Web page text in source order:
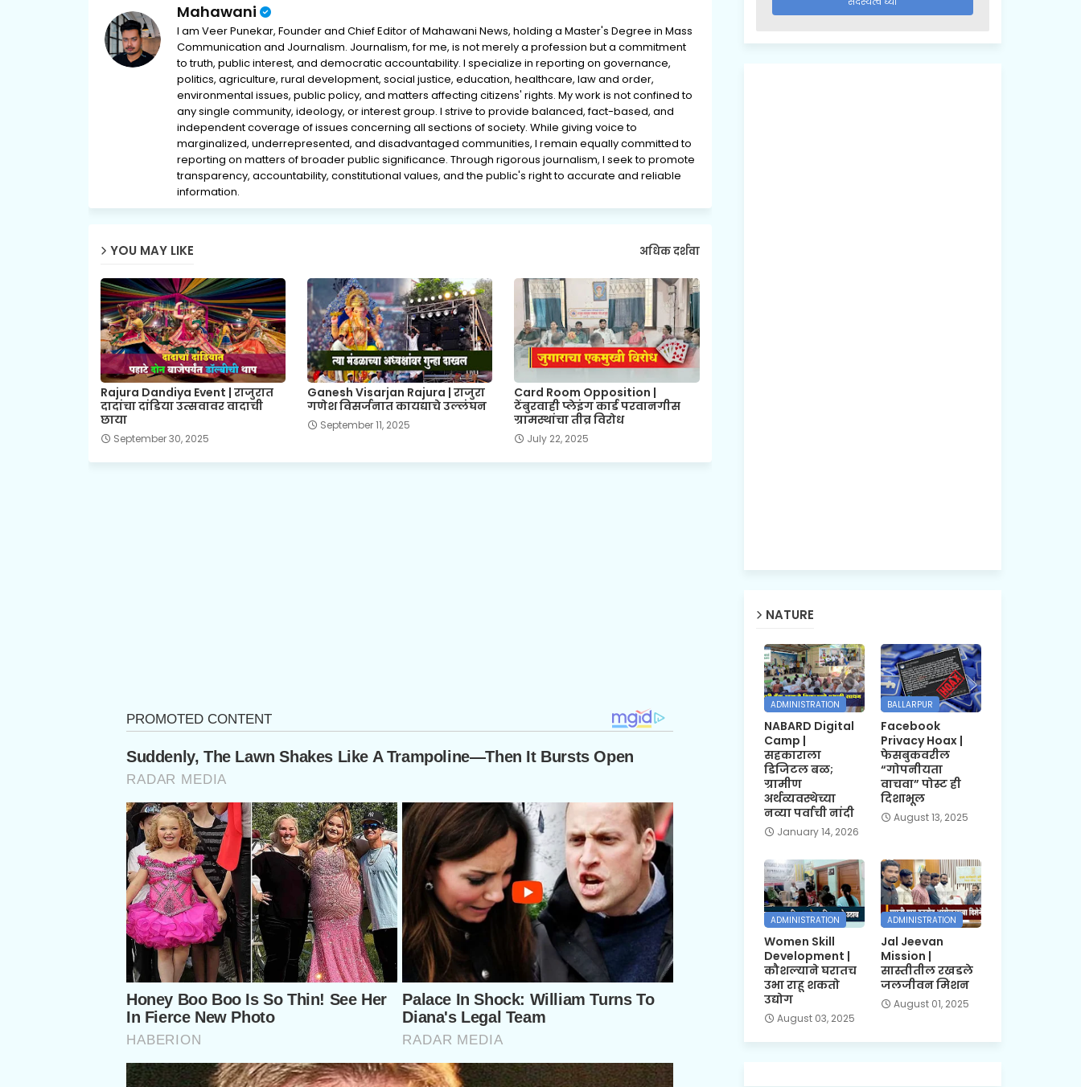
Mahawani
I am Veer Punekar, Founder and Chief Editor of Mahawani News, holding a Master's Degree in Mass
Communication and Journalism. Journalism, for me, is not merely a profession but a commitment
to truth, public interest, and democratic accountability. I specialize in reporting on governance,
politics, agriculture, rural development, social justice, education, healthcare, law and order,
environmental issues, public policy, and matters affecting citizens' rights. My work is not confined to
any single community, ideology, or interest group. I strive to provide balanced, fact-based, and
independent coverage of issues concerning all sections of society. While giving voice to
marginalized, underrepresented, and disadvantaged communities, I remain equally committed to
reporting on matters of broader public significance. Through rigorous journalism, I seek to promote
transparency, accountability, constitutional values, and the public's right to accurate and reliable
information.
YOU MAY LIKE अधिक दर्शवा
Rajura Dandiya Event | राजुरात
दादांचा दांडिया उत्सवावर वादाची
छाया
September 30, 2025
Ganesh Visarjan Rajura | राजुरा
गणेश विसर्जनात कायद्याचे उल्लंघन
September 11, 2025
Card Room Opposition |
टेंबुरवाही प्लेइंग कार्ड परवानगीस
ग्रामस्थांचा तीव्र विरोध
July 22, 2025
NATURE
ADMINISTRATION
NABARD Digital
Camp |
सहकाराला
डिजिटल बळ;
ग्रामीण
अर्थव्यवस्थेच्या
नव्या पर्वाची नांदी
January 14, 2026
BALLARPUR
Facebook
Privacy Hoax |
फेसबुकवरील
“गोपनीयता
वाचवा” पोस्ट ही
दिशाभूल
August 13, 2025
ADMINISTRATION
Women Skill
Development |
कौशल्याने घरातच
उभा राहू शकतो
उद्योग
August 03, 2025
ADMINISTRATION
Jal Jeevan
Mission |
सास्तीतील रखडले
जलजीवन मिशन
August 01, 2025